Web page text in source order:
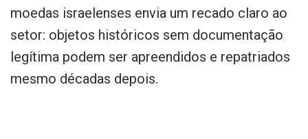
moedas israelenses envia um recado claro ao
setor: objetos históricos sem documentação
legítima podem ser apreendidos e repatriados
mesmo décadas depois.